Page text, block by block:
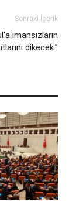
Sonraki İçerik
imansızların
dikecek.”